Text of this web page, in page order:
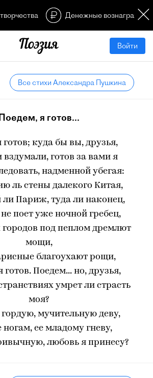
Денежные
Войти
Все стихи Александра Пушкина
я готов...
готов; куда бы вы, друзья,
вздумали, готов за вами я
надменной убегая:
ль стены далекого Китая,
Париж, туда ли наконец,
поет уже ночной гребец,
городов под пеплом дремлют
мощи,
благоухают рощи,
Поедем... но, друзья,
умрет ли страсть
моя?
гордую, мучительную деву,
ногам, ее младому гневу,
любовь я принесу?